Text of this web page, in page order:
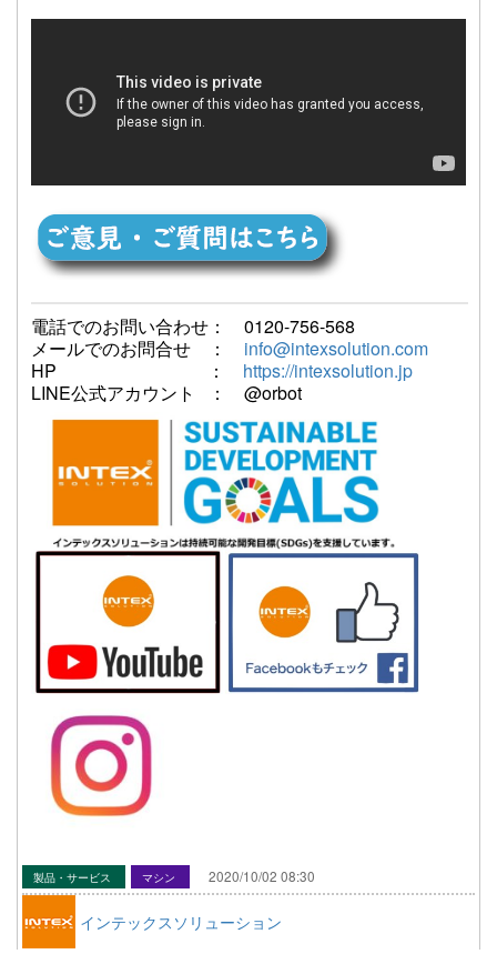
電話でのお問い合わせ： 0120-756-568
メールでのお問合せ ： info@intexsolution.com
HP ： https://intexsolution.jp
LINE公式アカウント ： @orbot
製品・サービス マシン 2020/10/02 08:30
インテックスソリューション